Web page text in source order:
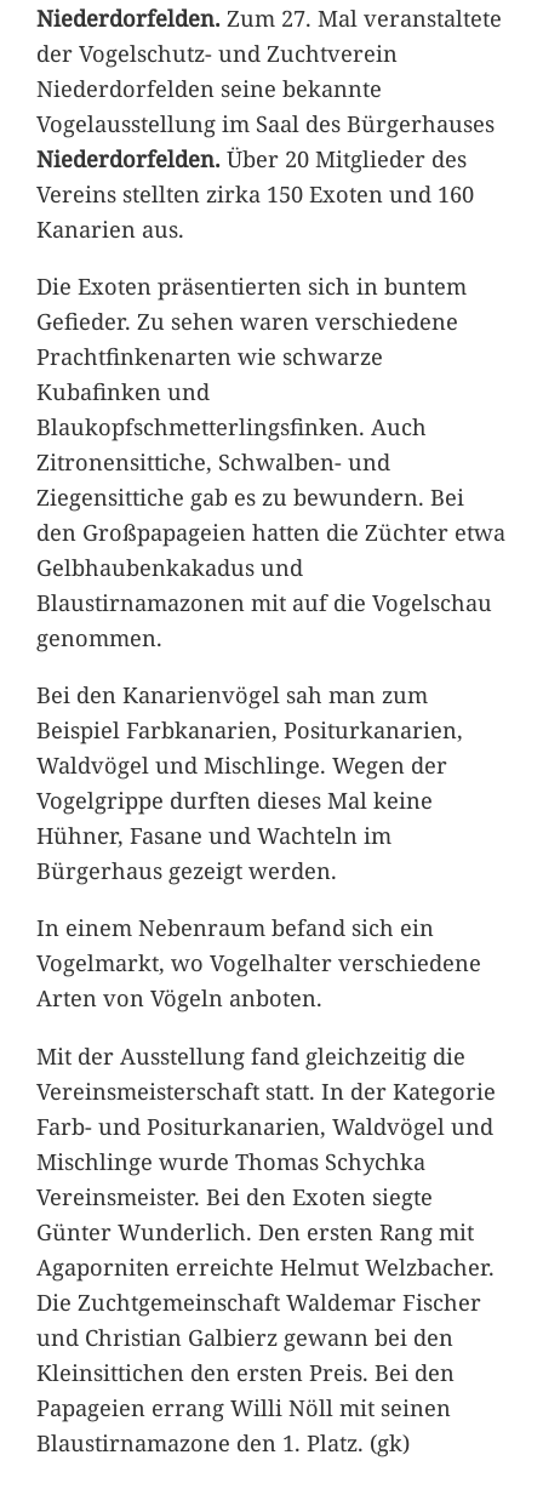
Niederdorfelden.Zum 27. Mal veranstaltete
der Vogelschutz- und Zuchtverein
Niederdorfelden seine bekannte
Vogelausstellung im Saal des Bürgerhauses
Niederdorfelden.Über 20 Mitglieder des
Vereins stellten zirka 150 Exoten und 160
Kanarien aus.
Die Exoten präsentierten sich in buntem
Gefieder. Zu sehen waren verschiedene
Prachtfinkenarten wie schwarze
Kubafinken und
Blaukopfschmetterlingsfinken. Auch
Zitronensittiche, Schwalben- und
Ziegensittiche gab es zu bewundern. Bei
den Großpapageien hatten die Züchter etwa
Gelbhaubenkakadus und
Blaustirnamazonen mit auf die Vogelschau
genommen.
Bei den Kanarienvögel sah man zum
Beispiel Farbkanarien, Positurkanarien,
Waldvögel und Mischlinge. Wegen der
Vogelgrippe durften dieses Mal keine
Hühner, Fasane und Wachteln im
Bürgerhaus gezeigt werden.
In einem Nebenraum befand sich ein
Vogelmarkt, wo Vogelhalter verschiedene
Arten von Vögeln anboten.
Mit der Ausstellung fand gleichzeitig die
Vereinsmeisterschaft statt. In der Kategorie
Farb- und Positurkanarien, Waldvögel und
Mischlinge wurde Thomas Schychka
Vereinsmeister. Bei den Exoten siegte
Günter Wunderlich. Den ersten Rang mit
Agaporniten erreichte Helmut Welzbacher.
Die Zuchtgemeinschaft Waldemar Fischer
und Christian Galbierz gewann bei den
Kleinsittichen den ersten Preis. Bei den
Papageien errang Willi Nöll mit seinen
Blaustirnamazone den 1. Platz. (gk)